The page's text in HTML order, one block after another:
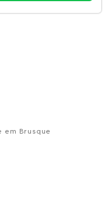
em Brusque